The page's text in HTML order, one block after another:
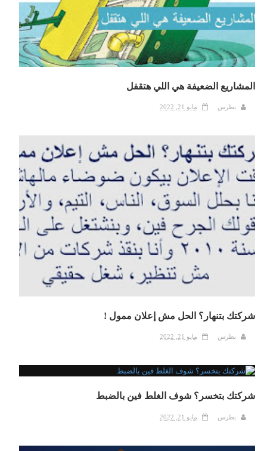
المشاريع الضعيفة هي اللي هتقفل
بطرس مايو 21, 2022
شركتك بتنهار؟ الحل مش إعلان ممول !
بطرس مايو 21, 2022
شركتك بتخسر؟ شوف الغلط فين بالضبط
بطرس مايو 21, 2022